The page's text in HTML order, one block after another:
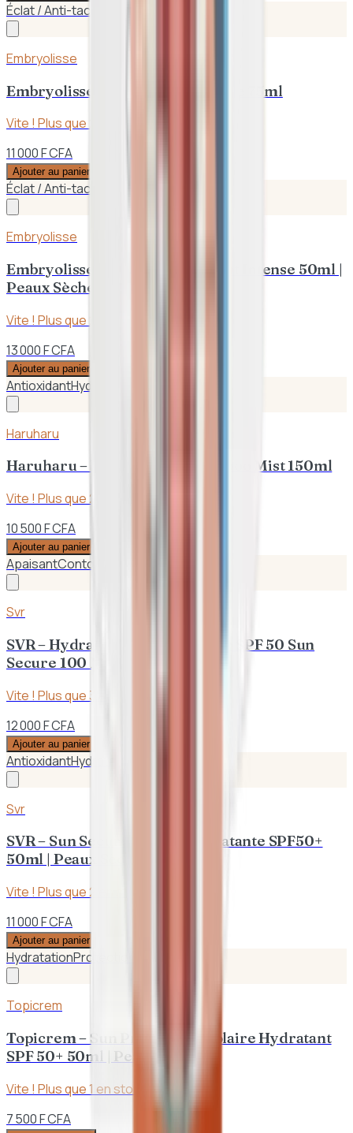
Éclat / Anti-taches
Embryolisse
Embryolisse – Lait – Crème Fluide 75ml
Vite ! Plus que
11 000 F CFA
Ajouter au panier
Éclat / Anti-taches
Embryolisse
Embryolisse – Masque Hydratant Intense 50ml |
Peaux Sèches
Vite ! Plus que
13 000 F CFA
Ajouter au panier
AntioxidantHydratation
Haruharu
Haruharu – Wonder Black Bamboo Mist 150ml
Vite ! Plus que2
10 500 F CFA
Ajouter au panier
ApaisantContour des Yeux
Svr
SVR – Hydratant Lait Protecteur SPF 50 Sun
Secure 100 Ml | Peaux Sèches
Vite ! Plus que3
12 000 F CFA
Ajouter au panier
AntioxidantHydratation intense
Svr
SVR – Sun Secure Crème Hydratante SPF50+
50ml | Peaux Sèches
Vite ! Plus que2
11 000 F CFA
Ajouter au panier
HydratationProtection UVA/UVB
Topicrem
Topicrem – Sun Protect Lait Solaire Hydratant
SPF 50+ 50ml | Peaux Sèches
Vite ! Plus que1 en stock
7 500 F CFA